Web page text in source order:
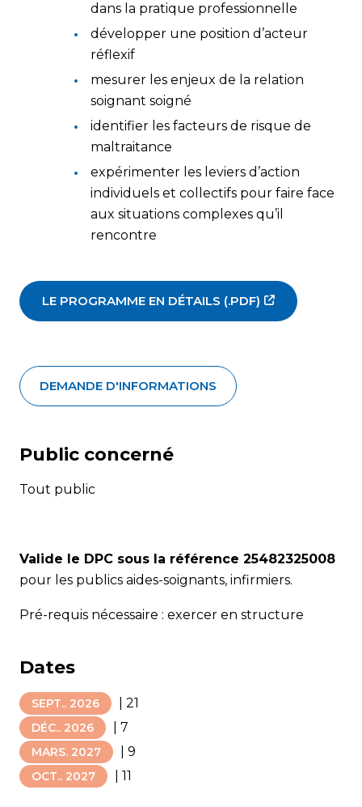
dans la pratique professionnelle
développer une position d’acteur
réflexif
mesurer les enjeux de la relation
soignant soigné
identifier les facteurs de risque de
maltraitance
expérimenter les leviers d’action
individuels et collectifs pour faire face
aux situations complexes qu’il
rencontre
LE PROGRAMME EN DÉTAILS (.PDF)
DEMANDE D'INFORMATIONS
Public concerné
Tout public
Valide le DPC sous la référence 25482325008
pour les publics aides-soignants, infirmiers.
Pré-requis nécessaire : exercer en structure
Dates
SEPT.. 2026 21
DÉC.. 2026 7
MARS. 2027 9
OCT.. 2027 11